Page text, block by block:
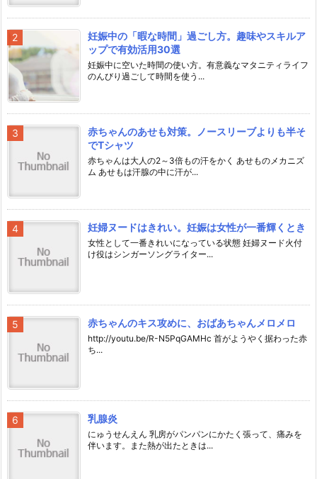
妊娠中の「暇な時間」過ごし方。趣味やスキルア
ップで有効活用30選
妊娠中に空いた時間の使い方。有意義なマタニティライフ
のんびり過ごして時間を使う...
赤ちゃんのあせも対策。ノースリーブよりも半そ
でTシャツ
赤ちゃんは大人の2～3倍もの汗をかく あせものメカニズ
ム あせもは汗腺の中に汗が...
妊婦ヌードはきれい。妊娠は女性が一番輝くとき
女性として一番きれいになっている状態 妊婦ヌード火付
け役はシンガーソングライター...
赤ちゃんのキス攻めに、おばあちゃんメロメロ
http://youtu.be/R-N5PqGAMHc 首がようやく据わった赤
ち...
乳腺炎
にゅうせんえん 乳房がパンパンにかたく張って、痛みを
伴います。また熱が出たときは...